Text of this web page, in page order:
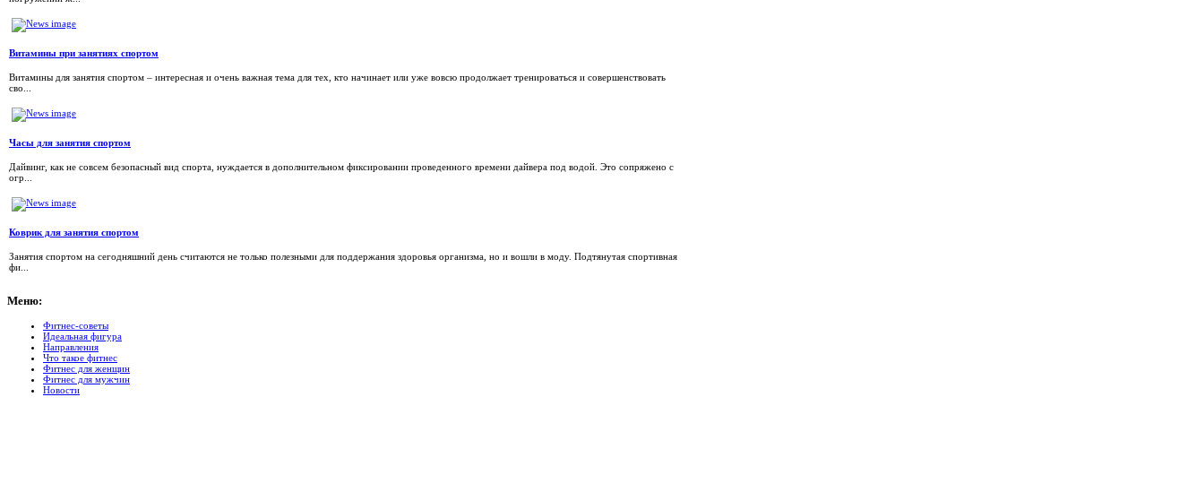
Витамины при занятиях спортом
Витамины для занятия спортом – интересная и очень важная тема для тех, кто начинает или уже вовсю продолжает тренироваться и совершенствовать
сво...
Часы для занятия спортом
Дайвинг, как не совсем безопасный вид спорта, нуждается в дополнительном фиксировании проведенного времени дайвера под водой. Это сопряжено с
огр...
Коврик для занятия спортом
Занятия спортом на сегодняшний день считаются не только полезными для поддержания здоровья организма, но и вошли в моду. Подтянутая спортивная
фи...
Меню:
Фитнес-советы
Идеальная фигура
Направления
Что такое фитнес
Фитнес для женщин
Фитнес для мужчин
Новости